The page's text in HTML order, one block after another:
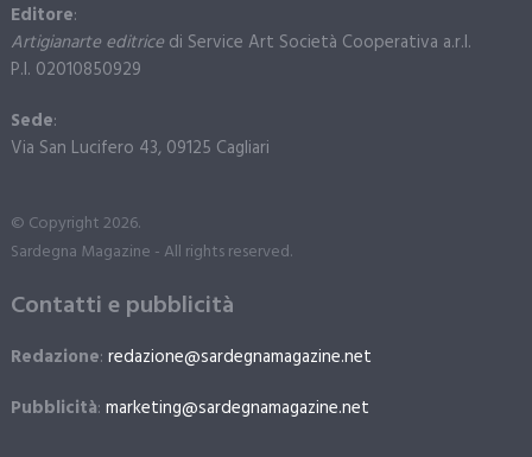
Editore:
Artigianarte editricedi Service Art Società Cooperativa a.r.l.
P.I. 02010850929
Sede:
Via San Lucifero 43, 09125 Cagliari
© Copyright 2026.
Sardegna Magazine - All rights reserved.
Contatti e pubblicità
Redazione: redazione@sardegnamagazine.net
Pubblicità: marketing@sardegnamagazine.net